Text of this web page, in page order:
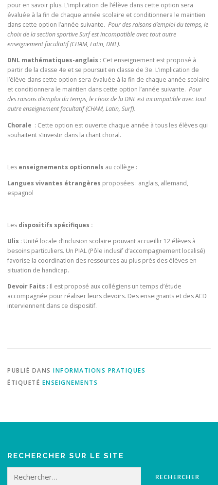
pour en savoir plus. L’implication de l’élève dans cette option sera
évaluée à la fin de chaque année scolaire et conditionnera le maintien
dans cette option l’année suivante. Pour des raisons d’emploi du temps, le
choix de la section sportive Surf est incompatible avec tout autre
enseignement facultatif (CHAM, Latin, DNL).
DNL mathématiques-anglais : Cet enseignement est proposé à
partir de la classe 4e et se poursuit en classe de 3e. L’implication de
l’élève dans cette option sera évaluée à la fin de chaque année scolaire
et conditionnera le maintien dans cette option l’année suivante. Pour
des raisons d’emploi du temps, le choix de la DNL est incompatible avec tout
autre enseignement facultatif (CHAM, Latin, Surf).
Chorale : Cette option est ouverte chaque année à tous les élèves qui
souhaitent s’investir dans la chant choral.
Les enseignements optionnels au collège :
Langues vivantes étrangères proposées : anglais, allemand,
espagnol
Les dispositifs spécifiques :
Ulis : Unité locale d’inclusion scolaire pouvant accueillir 12 élèves à
besoins particuliers. Un PIAL (Pôle inclusif d’accompagnement localisé)
favorise la coordination des ressources au plus près des élèves en
situation de handicap.
Devoir Faits : Il est proposé aux collégiens un temps d’étude
accompagnée pour réaliser leurs devoirs. Des enseignants et des AED
interviennent dans ce dispositif.
PUBLIÉ DANS INFORMATIONS PRATIQUES
ÉTIQUETÉ ENSEIGNEMENTS
RECHERCHER SUR LE SITE
Rechercher :